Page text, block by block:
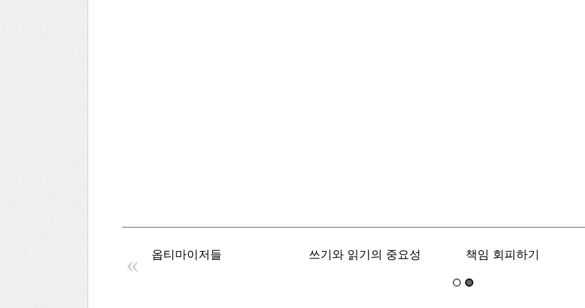
옵티마이저들 쓰기와 읽기의 중요성 책임 회피하기
«